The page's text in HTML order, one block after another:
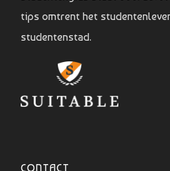
tips omtrent het
studentenstad.
CONTACT